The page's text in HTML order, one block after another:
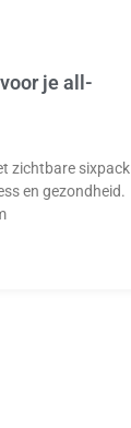
je all-
zichtbare sixpack
en gezondheid.